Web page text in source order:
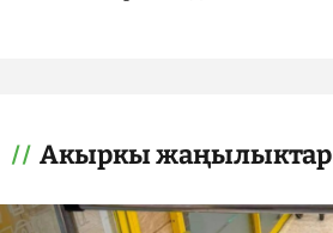
Акыркы жаңылыктар